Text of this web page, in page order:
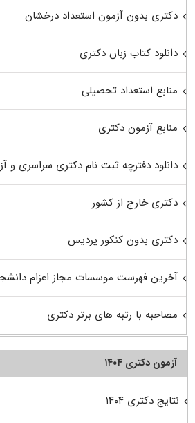
دکتری بدون آزمون استعداد درخشان
دانلود کتاب زبان دکتری
منابع استعداد تحصیلی
منابع آزمون دکتری
دانلود دفترچه ثبت نام دکتری سراسری و
دکتری خارج از کشور
دکتری بدون کنکور پردیس
آخرین فهرست موسسات مجاز اعزام
مصاحبه با رتبه های برتر دکتری
آزمون دکتری ۱۴۰۴
نتایج دکتری ۱۴۰۴